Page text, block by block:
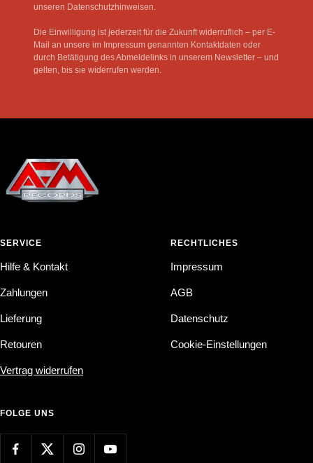
unseren Datenschutzhinweisen.
Die Einwilligung ist jederzeit für die Zukunft widerruflich – per E-
Mail an unsere im Impressum genannten Kontaktdaten oder
durch Betätigung des Abmeldelinks in unserem Newsletter – und
gelten, bis sie widerrufen werden.
SERVICE
Hilfe & Kontakt
Zahlungen
Lieferung
Retouren
Vertrag widerrufen
RECHTLICHES
Impressum
AGB
Datenschutz
Cookie-Einstellungen
FOLGE UNS